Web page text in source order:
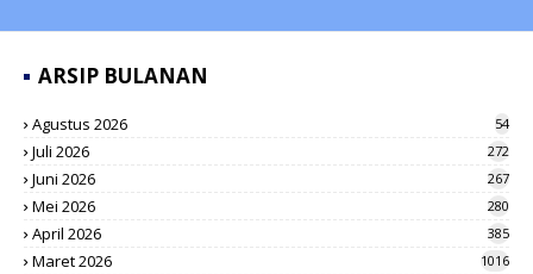
ARSIP BULANAN
Agustus 2026 54
Juli 2026 272
Juni 2026 267
Mei 2026 280
April 2026 385
Maret 2026 1016